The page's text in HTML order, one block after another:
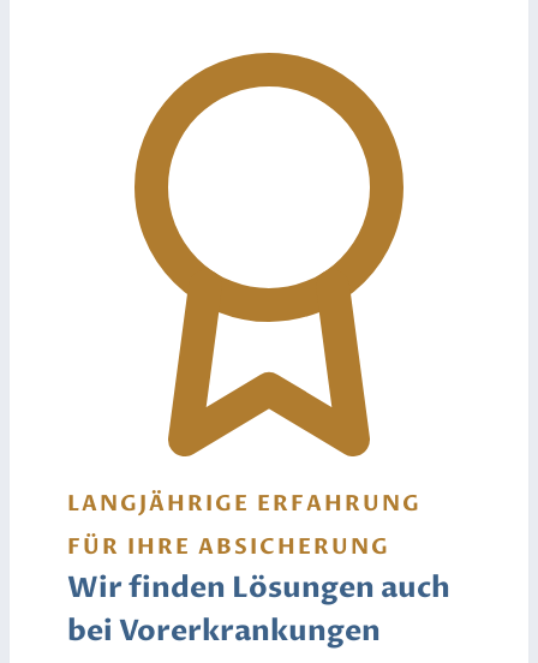
LANGJÄHRIGE ERFAHRUNG
FÜR IHRE ABSICHERUNG
Wir finden Lösungen auch
bei Vorerkrankungen